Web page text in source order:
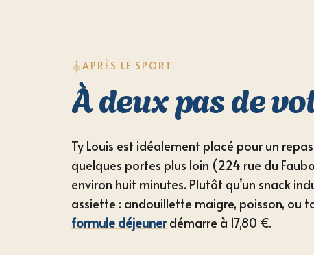
APRÈS LE SPORT
À deux pas de
Ty Louis est idéalement placé pour un
quelques portes plus loin (224 rue du
environ huit minutes. Plutôt qu’un snack
assiette : andouillette maigre, poisson, ou
formule déjeuner démarre à 17,80 €.